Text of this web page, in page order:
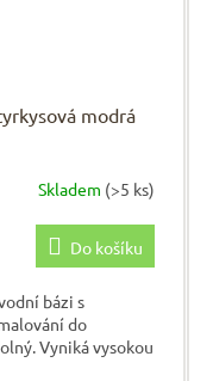
modrá
Skladem (>5 ks)
Do košíku
bázi s
do
Vyniká vysokou